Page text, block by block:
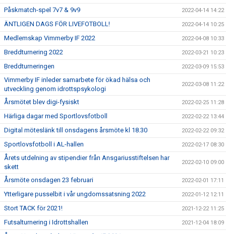
Påskmatch-spel 7v7 & 9v9 2022-04-14 14:22
ÄNTLIGEN DAGS FÖR LIVEFOTBOLL! 2022-04-14 10:25
Medlemskap Vimmerby IF 2022 2022-04-08 10:33
Breddturnering 2022 2022-03-21 10:23
Breddturneringen 2022-03-09 15:53
Vimmerby IF inleder samarbete för ökad hälsa och
utveckling genom idrottspsykologi
2022-03-08 11:22
Årsmötet blev digi-fysiskt 2022-02-25 11:28
Härliga dagar med Sportlovsfotboll 2022-02-22 13:44
Digital möteslänk till onsdagens årsmöte kl 18.30 2022-02-22 09:32
Sportlovsfotboll i AL-hallen 2022-02-17 08:30
Årets utdelning av stipendier från Ansgariusstiftelsen har
skett
2022-02-10 09:00
Årsmöte onsdagen 23 februari 2022-02-01 17:11
Ytterligare pusselbit i vår ungdomssatsning 2022 2022-01-12 12:11
Stort TACK för 2021! 2021-12-22 11:25
Futsalturnering i Idrottshallen 2021-12-04 18:09